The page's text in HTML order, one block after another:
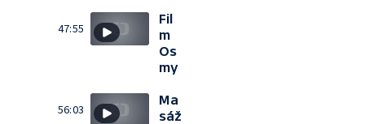
47:55
Fil
m
Os
my
56:03
Ma
sáž